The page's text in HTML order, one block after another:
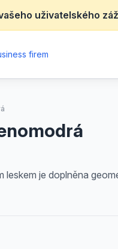
uživatelského
firem
je doplněna